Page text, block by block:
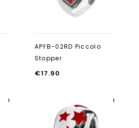
APYB-02RD Piccolo
Stopper
€17.90